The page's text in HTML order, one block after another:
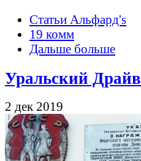
Статьи Альфард's
19 комм
Дальше больше
Уральский Драйв
2 дек 2019